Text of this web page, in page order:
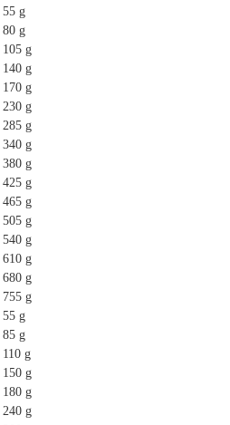
55 g
80 g
105 g
140 g
170 g
230 g
285 g
340 g
380 g
425 g
465 g
505 g
540 g
610 g
680 g
755 g
55 g
85 g
110 g
150 g
180 g
240 g